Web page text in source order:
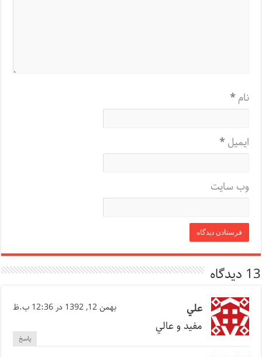
نام*
ایمیل*
وب‌ سایت
13 دیدگاه
علي بهمن 12, 1392 در 12:36 ب.ظ
مفيد و عالي
پاسخ